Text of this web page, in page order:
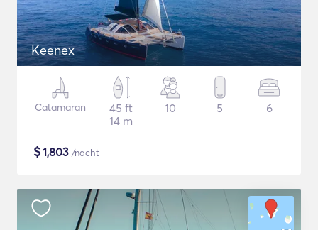
Keenex
Catamaran
45 ft
14 m
10 5 6
$1,803 /nacht